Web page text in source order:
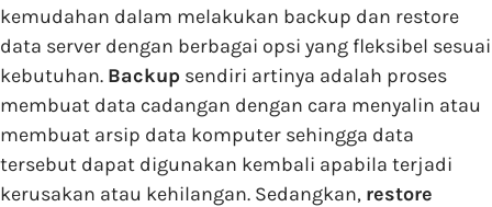
kemudahan dalam melakukan backup dan restore
data server dengan berbagai opsi yang fleksibel sesuai
kebutuhan. Backup sendiri artinya adalah proses
membuat data cadangan dengan cara menyalin atau
membuat arsip data komputer sehingga data
tersebut dapat digunakan kembali apabila terjadi
kerusakan atau kehilangan. Sedangkan, restore